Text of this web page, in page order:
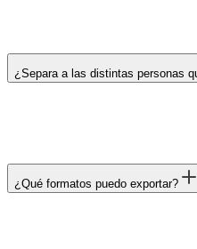
¿Separa a las distintas personas
¿Qué formatos puedo exportar?